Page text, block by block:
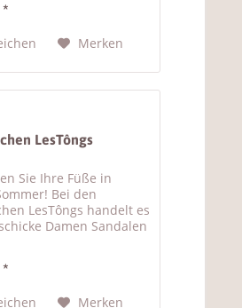
bequem zu
besteht aus
Merken
LesTôngs
Sie Ihre Füße in
Bei den
LesTôngs handelt es
Damen Sandalen
weicher
Merken